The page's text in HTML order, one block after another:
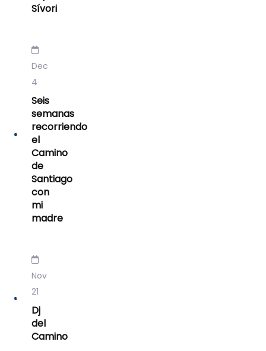
Sívori
Dec
4
Seis
semanas
recorriendo
el
Camino
de
Santiago
con
mi
madre
Nov
21
Dj
del
Camino